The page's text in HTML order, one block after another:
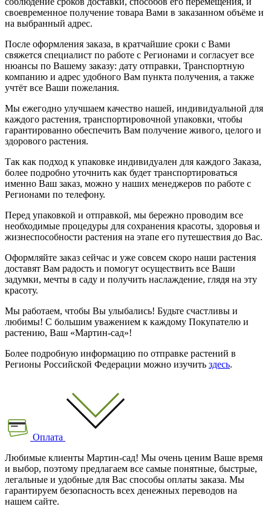
своевременное получение товара Вами в заказанном объёме и
на выбранный адрес.
После оформления заказа, в кратчайшие сроки с Вами
свяжется специалист по работе с Регионами и согласует все
нюансы по Вашему заказу: дату отправки, Транспортную
компанию и адрес удобного Вам пункта получения, а также
учтёт все Ваши пожелания.
Мы ежегодно улучшаем качество нашей, индивидуальной для
каждого растения, транспортировочной упаковки, чтобы
гарантированно обеспечить Вам получение живого, целого и
здорового растения.
Так как подход к упаковке индивидуален для каждого Заказа,
более подробно уточнить как будет транспортироваться
именно Ваш заказ, можно у наших менеджеров по работе с
Регионами по телефону.
Перед упаковкой и отправкой, мы бережно проводим все
необходимые процедуры для сохранения красоты, здоровья и
жизнеспособности растения на этапе его путешествия до Вас.
Оформляйте заказ сейчас и уже совсем скоро наши растения
доставят Вам радость и помогут осуществить все Ваши
задумки, мечты в саду и получить наслаждение, глядя на эту
красоту.
Мы работаем, чтобы Вы улыбались! Будьте счастливы и
любимы! С большим уважением к каждому Покупателю и
растению, Ваш «Мартин-сад»!
Более подробную информацию по отправке растений в
Регионы Российской Федерации можно изучить здесь.
Оплата
Любимые клиенты Мартин-сад! Мы очень ценим Ваше время
и выбор, поэтому предлагаем все самые понятные, быстрые,
легальные и удобные для Вас способы оплаты заказа. Мы
гарантируем безопасность всех денежных переводов на
нашем сайте.